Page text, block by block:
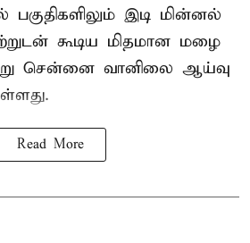
பகுதிகளிலும் இடி மின்னல்
கூடிய மிதமான மழை
சென்னை வானிலை ஆய்வு
Read More